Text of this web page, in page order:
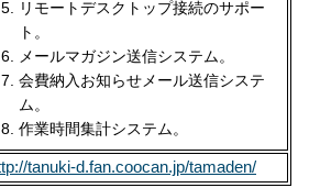
リモートデスクトップ接続のサポー
ト。
メールマガジン送信システム。
会費納入お知らせメール送信システ
ム。
作業時間集計システム。
tanuki-d.fan.coocan.jp/tamaden/